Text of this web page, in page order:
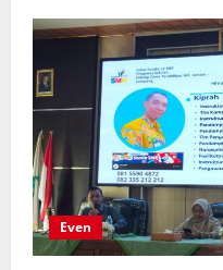
LKS
dari
TKJ
Even